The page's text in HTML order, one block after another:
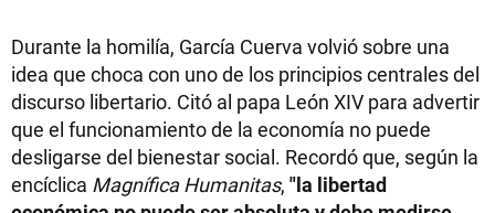
Durante la homilía, García Cuerva volvió sobre una
idea que choca con uno de los principios centrales del
discurso libertario. Citó al papa León XIV para advertir
que el funcionamiento de la economía no puede
desligarse del bienestar social. Recordó que, según la
encíclica Magnífica Humanitas, "la libertad